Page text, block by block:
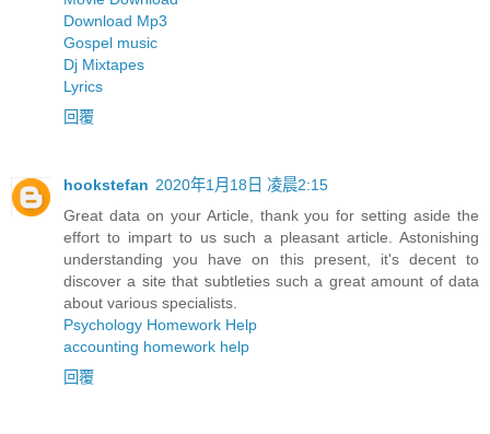
Download Mp3
Gospel music
Dj Mixtapes
Lyrics
回覆
hookstefan 2020年1月18日 凌晨2:15
Great data on your Article, thank you for setting aside the
effort to impart to us such a pleasant article. Astonishing
understanding you have on this present, it's decent to
discover a site that subtleties such a great amount of data
about various specialists.
Psychology Homework Help
accounting homework help
回覆